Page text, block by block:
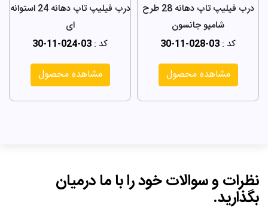
درب فیلیپ تاپ دهانه 28 طرح
شامپو جانسون
کد : 30-11-028-03
مشاهده محصول
درب فیلیپ تاپ دهانه 24 استوانه
ای
کد : 30-11-024-03
مشاهده محصول
نظرات و سوالات خود را با ما درمیان
بگذارید.